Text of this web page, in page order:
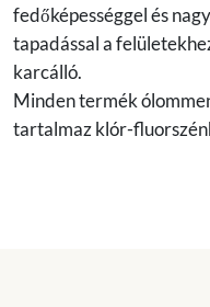
fedőképességgel és
tapadással a
karcálló.
Minden termék
tartalmaz klór-